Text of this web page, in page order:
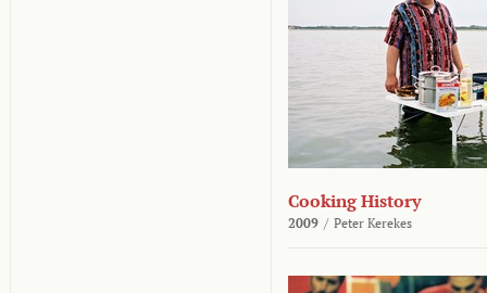
Cooking History
2009 / Peter Kerekes